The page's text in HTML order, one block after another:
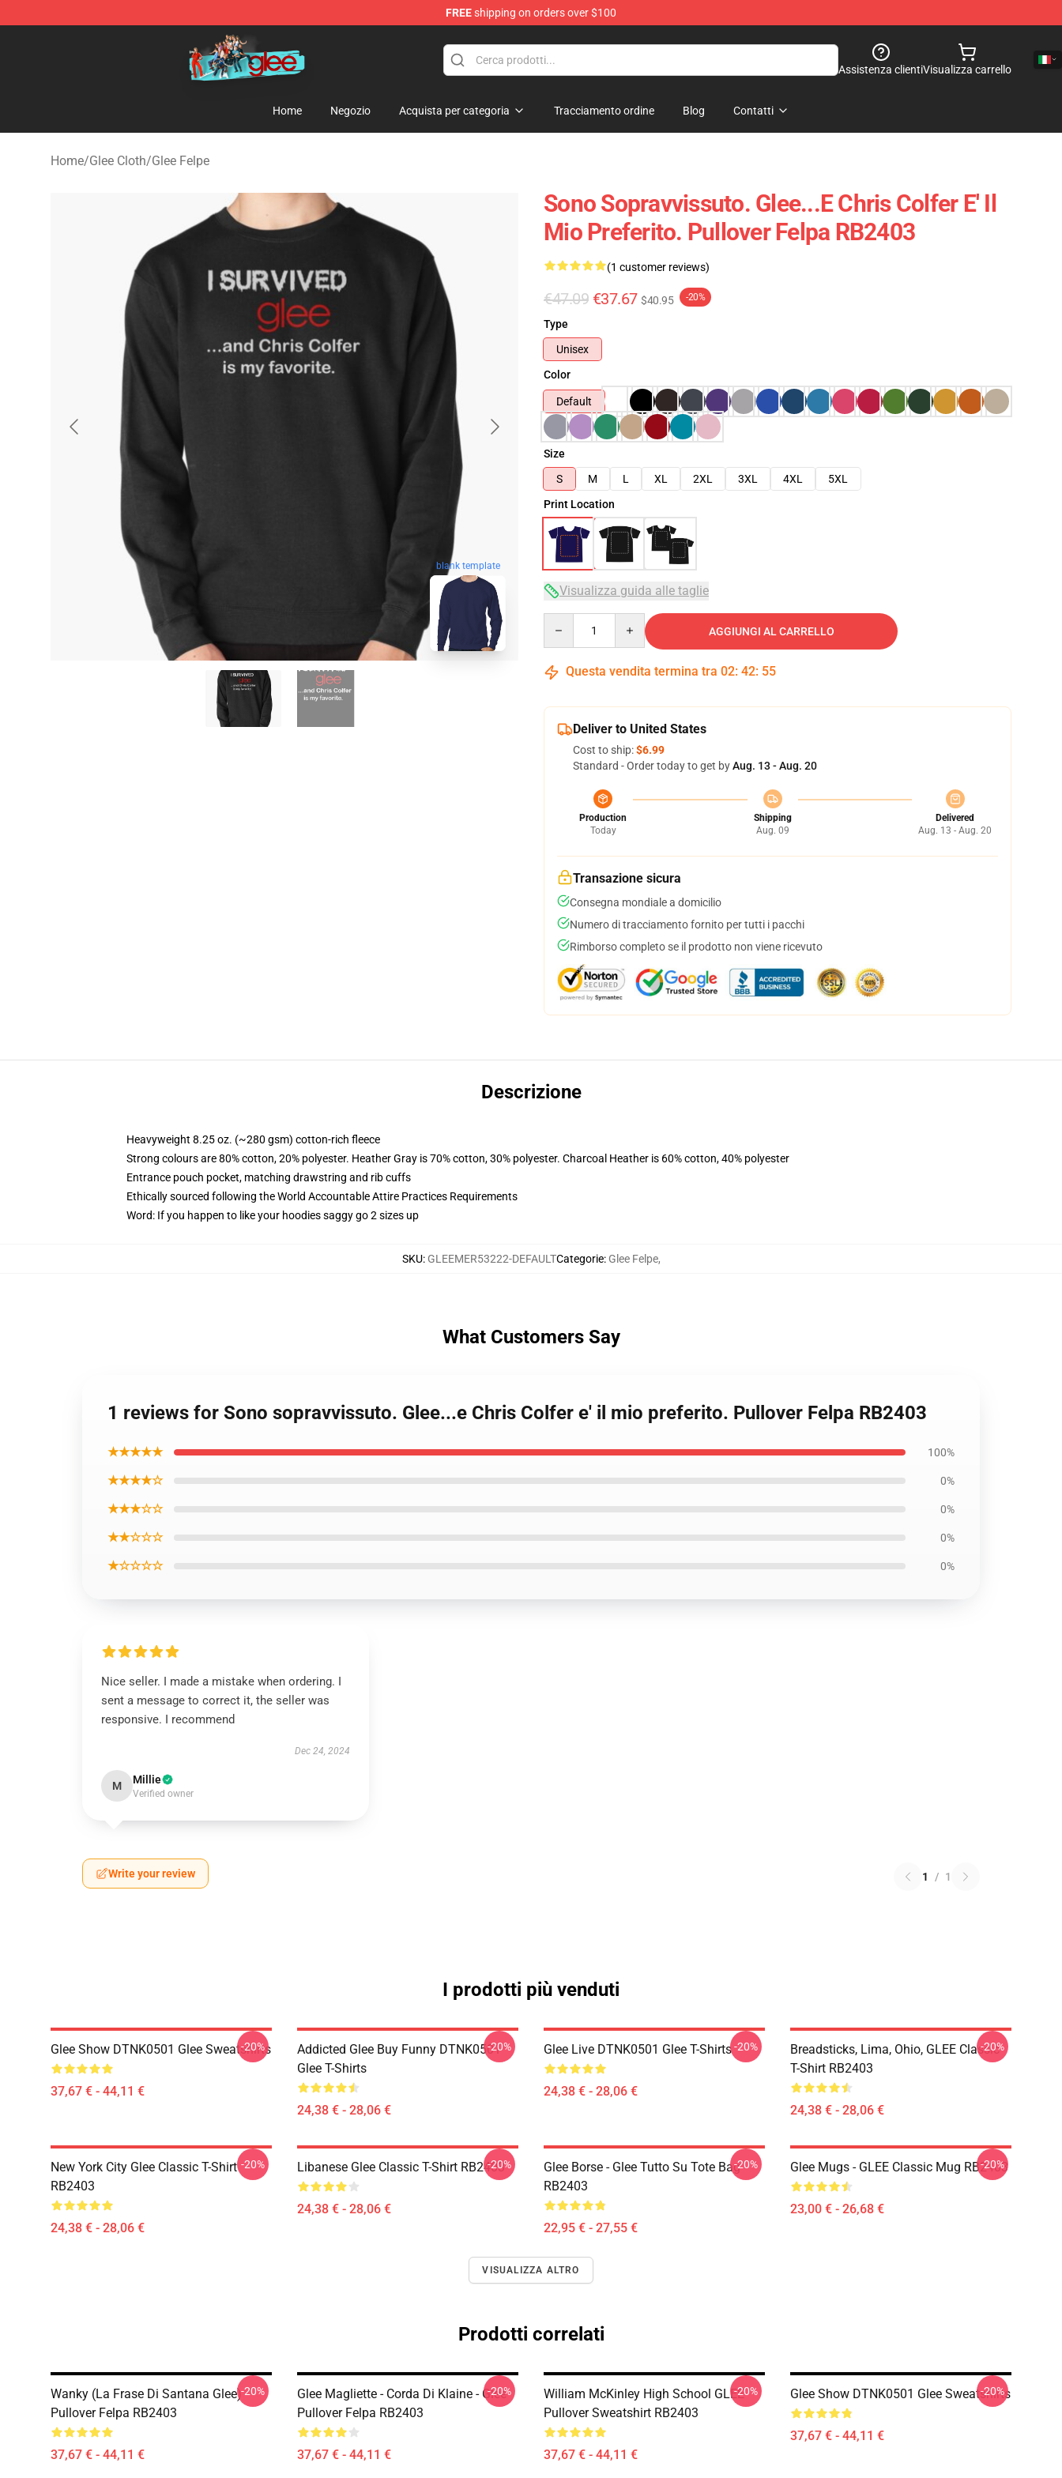
FREEshipping on orders over $100
Glee Store - Official Glee Merchandise Shop
Assistenza clientiVisualizza carrello
Home Negozio Acquista per categoria Tracciamento ordine Blog Contatti
Home/Glee Cloth/Glee Felpe
blank template
Sono Sopravvissuto. Glee...e Chris Colfer E' Il
Mio Preferito. Pullover Felpa RB2403
(1 customer reviews)
€47.09 €37.67 $40.95 -20%
Type
Unisex
Color
Default
Size
S
M L XL 2XL 3XL 4XL
5XL
Print Location
Visualizza guida alle taglie
AGGIUNGI AL CARRELLO
Questa vendita termina tra 02: 42: 54
Deliver to United States
Cost to ship:$6.99
Standard - Order today to get byAug. 13 - Aug. 20
Production
Today
Shipping
Aug. 09
Delivered
Aug. 13 - Aug. 20
Transazione sicura
Consegna mondiale a domicilio
Numero di tracciamento fornito per tutti i pacchi
Rimborso completo se il prodotto non viene ricevuto
Descrizione
Heavyweight 8.25 oz. (~280 gsm) cotton-rich fleece
Strong colours are 80% cotton, 20% polyester. Heather Gray is 70% cotton, 30% polyester. Charcoal Heather is 60% cotton, 40% polyester
Entrance pouch pocket, matching drawstring and rib cuffs
Ethically sourced following the World Accountable Attire Practices Requirements
Word: If you happen to like your hoodies saggy go 2 sizes up
SKU: GLEEMER53222-DEFAULTCategorie: Glee Felpe,
What Customers Say
1 reviews for Sono sopravvissuto. Glee...e Chris Colfer e' il mio preferito. Pullover Felpa RB2403
★★★★★ 100%
★★★★☆ 0%
★★★☆☆ 0%
★★☆☆☆ 0%
★☆☆☆☆ 0%
Nice seller. I made a mistake when ordering. I
sent a message to correct it, the seller was
responsive. I recommend
Dec 24, 2024
M Millie
Verified owner
Write your review 1 / 1
I prodotti più venduti
Glee Show DTNK0501 Glee Sweatshirts
37,67 € - 44,11 €
-20%
Addicted Glee Buy Funny DTNK0501
Glee T-Shirts
24,38 € - 28,06 €
-20% Glee Live DTNK0501 Glee T-Shirts
24,38 € - 28,06 €
-20%
Breadsticks, Lima, Ohio, GLEE Classic
T-Shirt RB2403
24,38 € - 28,06 €
-20%
New York City Glee Classic T-Shirt
RB2403
24,38 € - 28,06 €
-20% Libanese Glee Classic T-Shirt RB2403
24,38 € - 28,06 €
-20%
Glee Borse - Glee Tutto Su Tote Bag
RB2403
22,95 € - 27,55 €
-20% Glee Mugs - GLEE Classic Mug RB2403
23,00 € - 26,68 €
-20%
VISUALIZZA ALTRO
Prodotti correlati
Wanky (la Frase Di Santana Glee)
Pullover Felpa RB2403
37,67 € - 44,11 €
-20%
Glee Magliette - Corda Di Klaine - Glee
Pullover Felpa RB2403
37,67 € - 44,11 €
-20%
William McKinley High School GLEE
Pullover Sweatshirt RB2403
37,67 € - 44,11 €
-20% Glee Show DTNK0501 Glee Sweatshirts
37,67 € - 44,11 €
-20%